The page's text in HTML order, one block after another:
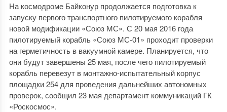
На космодроме Байконур продолжается подготовка к
запуску первого транспортного пилотируемого корабля
новой модификации «Союз МС». С 20 мая 2016 года
пилотируемый корабль «Союз МС-01» проходит проверки
на герметичность в вакуумной камере. Планируется, что
они будут завершены 25 мая, после чего пилотируемый
корабль перевезут в монтажно-испытательный корпус
площадки 254 для проведения дальнейших автономных
проверок, сообщил 23 мая департамент коммуникаций ГК
«Роскосмос».